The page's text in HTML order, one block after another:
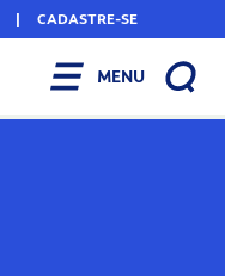
| CADASTRE-SE
MENU